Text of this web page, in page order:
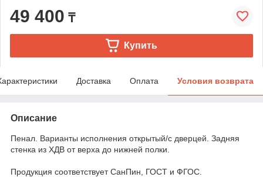
49 400 ₸
Купить
Доставка Оплата Условия возврата
Описание
Пенал. Варианты исполнения открытый/с дверцей. Задняя
стенка из ХДВ от верха до нижней полки.
Продукция соответствует СанПин, ГОСТ и ФГОС.